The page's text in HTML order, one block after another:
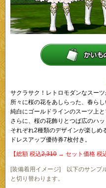
サクラサク！レトロモダンなスー
所々に桜の花をあしらった、春ら
純白にゴールドラインのスーツ上
さらに、桜の花飾りとつば広のハ
それぞれ2種類のデザインが楽しめ
ドレスアップ優待券7枚付き。
【総額 税込2,310 → セット価格 税
[装備着用イメージ] 以下のサンプ
と切り替わります。